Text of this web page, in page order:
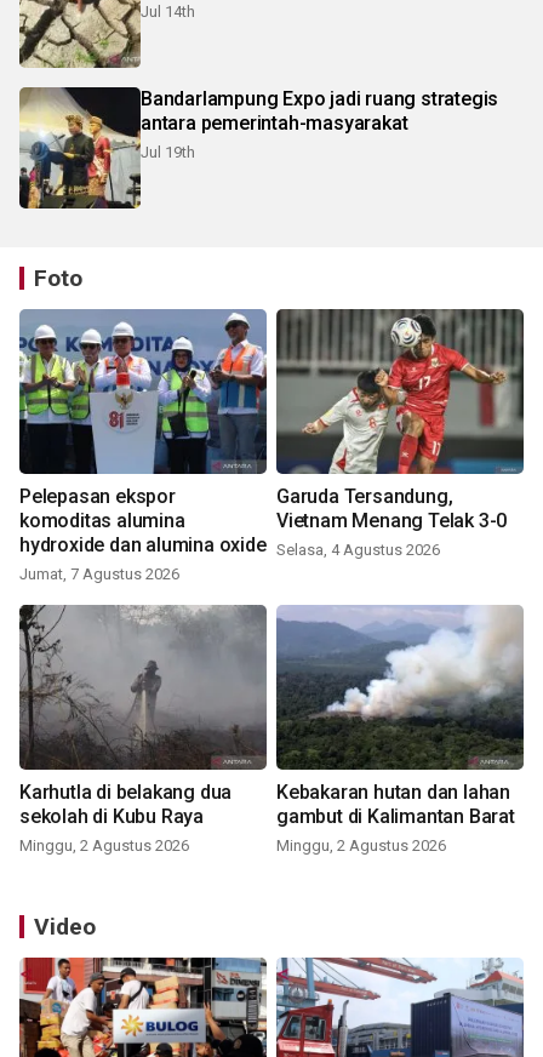
Jul 14th
Bandarlampung Expo jadi ruang strategis
antara pemerintah-masyarakat
Jul 19th
Foto
Pelepasan ekspor
komoditas alumina
hydroxide dan alumina oxide
Jumat, 7 Agustus 2026
Garuda Tersandung,
Vietnam Menang Telak 3-0
Selasa, 4 Agustus 2026
Karhutla di belakang dua
sekolah di Kubu Raya
Minggu, 2 Agustus 2026
Kebakaran hutan dan lahan
gambut di Kalimantan Barat
Minggu, 2 Agustus 2026
Video